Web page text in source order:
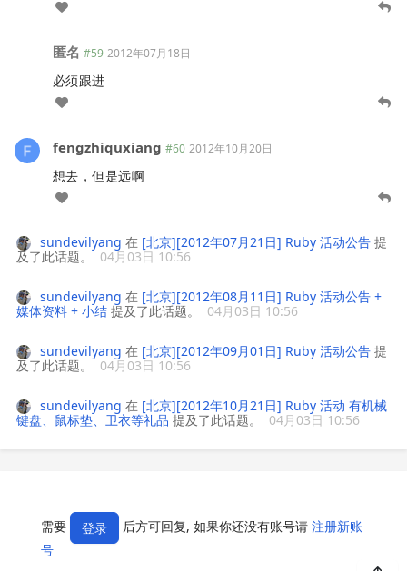
匿名 #59 2012年07月18日
必须跟进
fengzhiquxiang #60 2012年10月20日
想去，但是远啊
sundevilyang 在 [北京][2012年07月21日] Ruby 活动公告 提
及了此话题。 04月03日 10:56
sundevilyang 在 [北京][2012年08月11日] Ruby 活动公告 +
媒体资料 + 小结 提及了此话题。 04月03日 10:56
sundevilyang 在 [北京][2012年09月01日] Ruby 活动公告 提
及了此话题。 04月03日 10:56
sundevilyang 在 [北京][2012年10月21日] Ruby 活动 有机械
键盘、鼠标垫、卫衣等礼品 提及了此话题。 04月03日 10:56
需要 登录 后方可回复, 如果你还没有账号请 注册新账
号